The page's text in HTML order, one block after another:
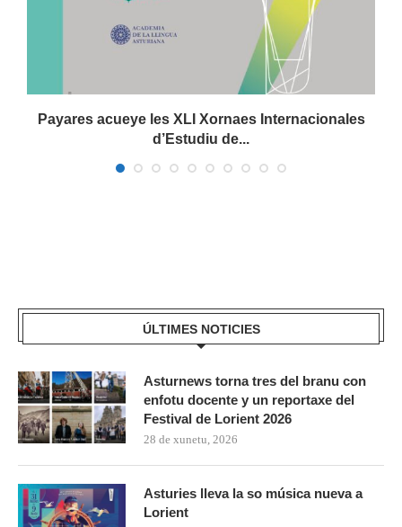
Payares acueye les XLI Xornaes Internacionales
d’Estudiu de...
ÚLTIMES NOTICIES
Asturnews torna tres del branu con
enfotu docente y un reportaxe del
Festival de Lorient 2026
28 de xunetu, 2026
Asturies lleva la so música nueva a
Lorient